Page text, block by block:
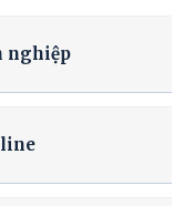
nghiệp